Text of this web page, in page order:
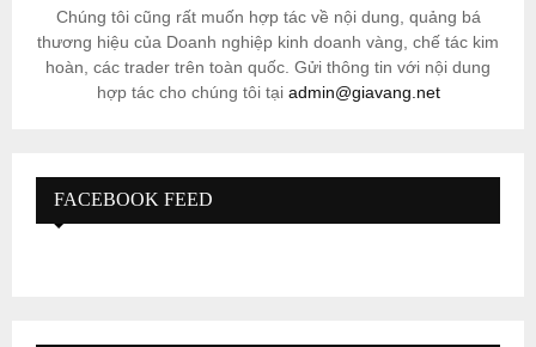
Chúng tôi cũng rất muốn hợp tác về nội dung, quảng bá
thương hiệu của Doanh nghiệp kinh doanh vàng, chế tác kim
hoàn, các trader trên toàn quốc. Gửi thông tin với nội dung
hợp tác cho chúng tôi tại admin@giavang.net
FACEBOOK FEED